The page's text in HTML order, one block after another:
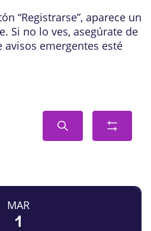
“Registrarse”, aparece un
Si no lo ves, asegúrate de
emergentes esté
Navegación
de Buscar
MAR
1